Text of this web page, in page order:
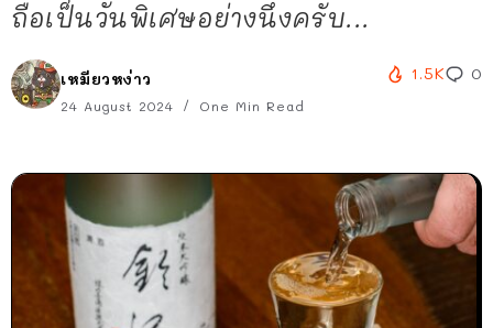
ถือเป็นวันพิเศษอย่างนึงครับ...
เหมียวหง่าว
24 August 2024 One Min Read
1.5K 0